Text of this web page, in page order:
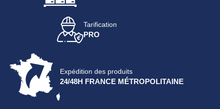
Tarification
PRO
Expédition des produits
24/48H FRANCE MÉTROPOLITAINE